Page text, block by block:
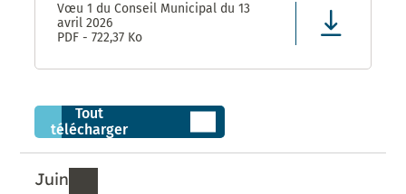
Vœu 1 du Conseil Municipal du 13
avril 2026
PDF - 722,37 Ko
Tout
télécharger
Juin